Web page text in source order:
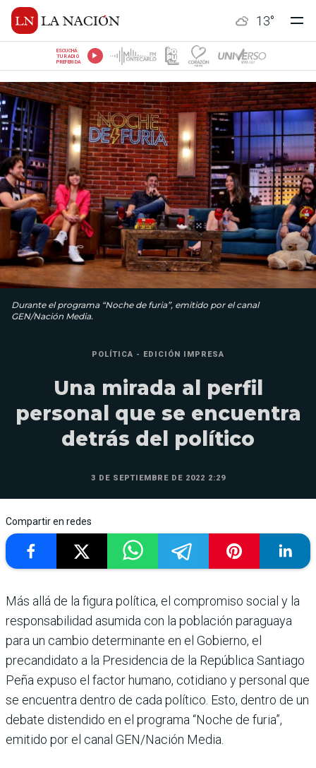
13°
ESCUCHÁ
TU RADIO
PREFERIDA
Durante el programa “Noche de furia”, emitido por el canal
GEN/Nación Media.
POLÍTICA - EDICIÓN IMPRESA
Una mirada al perfil
personal que se encuentra
detrás del político
3 DE SEPTIEMBRE DE 2022 2:29
Compartir en redes
Más allá de la figura política, el com­promiso social y la
responsabilidad asumida con la población paraguaya
para un cambio determi­nante en el Gobierno, el
precandidato a la Presi­dencia de la República San­tiago
Peña expuso el factor humano, cotidiano y perso­nal que
se encuentra dentro de cada político. Esto, den­tro de un
debate distendido en el programa “Noche de furia”,
emitido por el canal GEN/Nación Media.